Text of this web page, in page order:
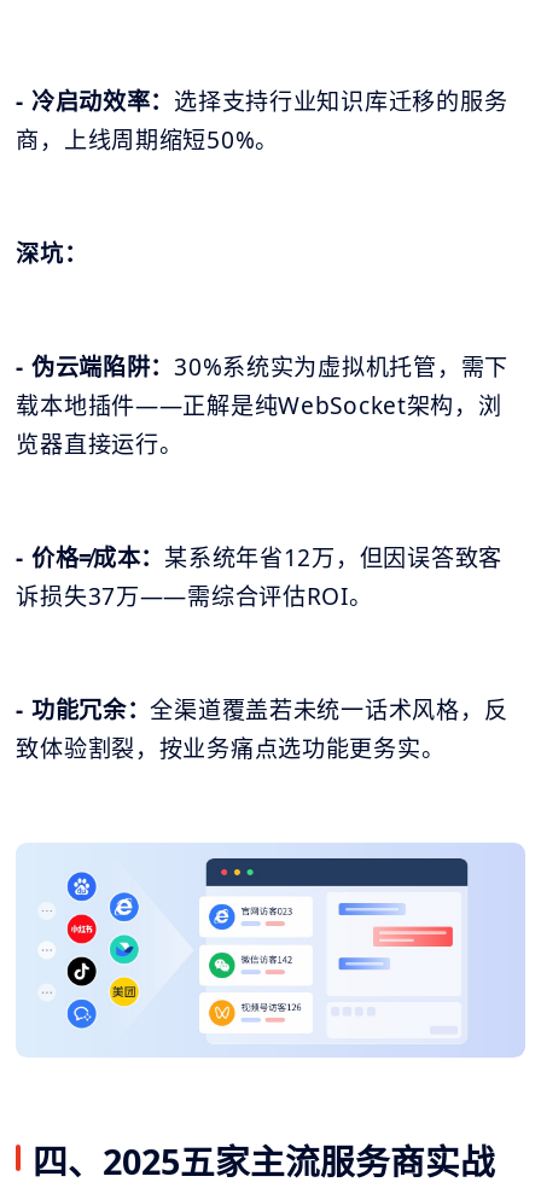
- 冷启动效率： 选择支持行业知识库迁移的服务
商，上线周期缩短50%。
深坑：
- 伪云端陷阱：30%系统实为虚拟机托管，需下
载本地插件——正解是纯WebSocket架构，浏
览器直接运行。
- 价格≠成本： 某系统年省12万，但因误答致客
诉损失37万——需综合评估ROI。
- 功能冗余：全渠道覆盖若未统一话术风格，反
致体验割裂，按业务痛点选功能更务实。
四、2025五家主流服务商实战